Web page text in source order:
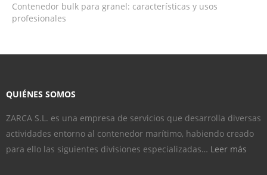
Contenedor bulk para granel: características y usos
profesionales
QUIÉNES SOMOS
ZARCA S.L. es una empresa de servicios que desarrolla diversas
actividades entorno al contenedor marítimo, habiendo creado
para ello las siguientes divisiones especializadas… Leer más